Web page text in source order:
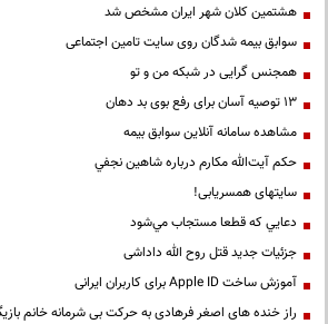
هشتمین کلان شهر ایران مشخص شد
سوابق بیمه شدگان روی سایت تامین اجتماعی
همجنس گرایی در شبکه من و تو
13 توصیه آسان برای رفع بوی بد دهان
مشاهده سامانه آنلاين سوابق بیمه
حكم آيت‌الله مكارم درباره شاهين نجفي
سایتهای همسریابی!
دعايي كه قطعا مستجاب مي‌شود
جزئیات جدید قتل روح الله داداشی
آموزش ساخت Apple ID برای کاربران ایرانی
راز خنده های اصغر فرهادی به حرکت بی شرمانه خانم